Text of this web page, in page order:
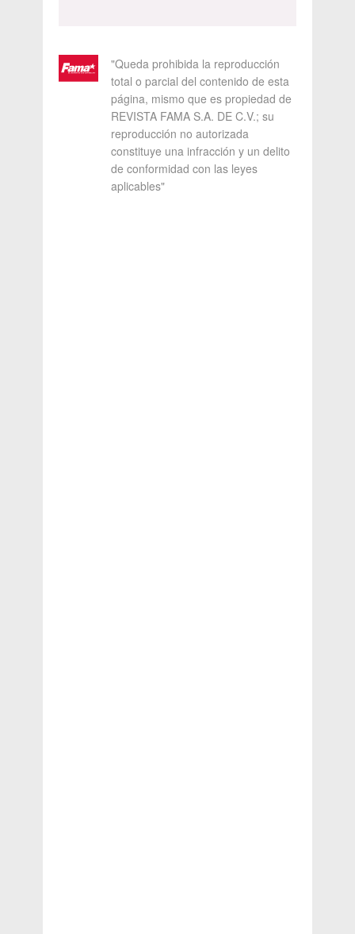
"Queda prohibida la reproducción
total o parcial del contenido de esta
página, mismo que es propiedad de
REVISTA FAMA S.A. DE C.V.; su
reproducción no autorizada
constituye una infracción y un delito
de conformidad con las leyes
aplicables"